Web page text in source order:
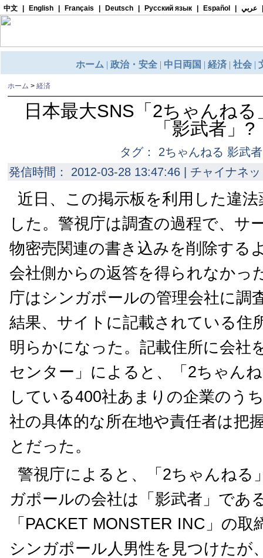
ホーム > 経済
日本最大SNS「2ちゃんね
「影武者」?
タグ： 2ちゃんねる 影武
発信時間： 2012-03-28 13:47:46 | チャイナネ
近日、この掲示板を利用した違
した。警視庁は調査の過程で、サ
物密売関連の書き込みを削除する
会社側からの返答を得られなかっ
庁はシンガポールの管理会社に調
結果、サイトに記載されている住
明らかになった。記載住所に会社
センター」によると、「2ちゃん
している400社あまりの企業のう
社の具体的な所在地や責任者は把
とだった。
警視庁によると、「2ちゃんねる
ガポールの会社は「影武者」であ
「PACKET MONSTER INC」の
シンガポール人男性を見つけたが